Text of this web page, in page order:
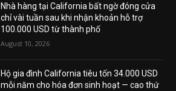
Nhà hàng tại California bất ngờ đóng cửa
chỉ vài tuần sau khi nhận khoản hỗ trợ
100.000 USD từ thành phố
August 10, 2026
Hộ gia đình California tiêu tốn 34.000 USD
mỗi năm cho hóa đơn sinh hoạt — cao thứ